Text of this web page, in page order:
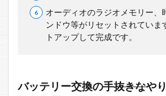
オーディオのラジオメモリー、
ンドウ等がリセットされていま
トアップして完成です。
バッテリー交換の手抜きなや